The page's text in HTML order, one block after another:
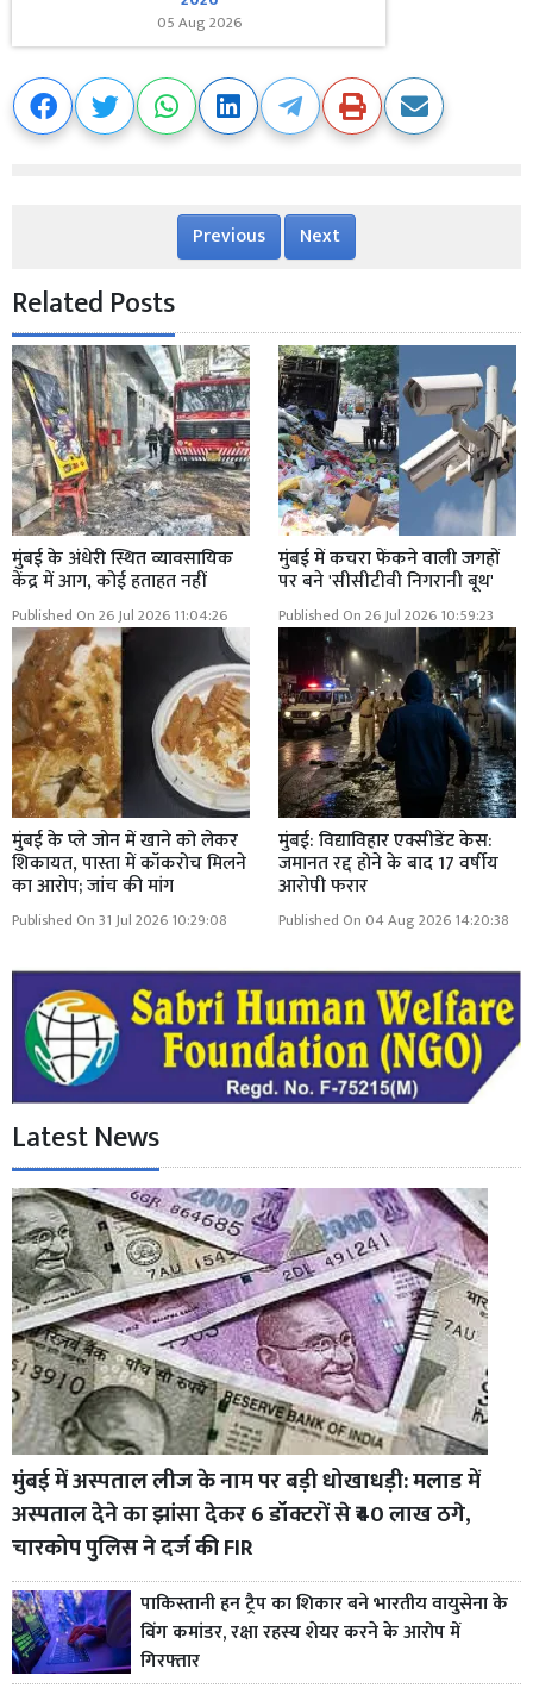
05 Aug 2026
Previous Next
Related Posts
मुंबई के अंधेरी स्थित व्यावसायिक
केंद्र में आग, कोई हताहत नहीं
Published On 26 Jul 2026 11:04:26
मुंबई में कचरा फेंकने वाली जगहों
पर बने 'सीसीटीवी निगरानी बूथ'
Published On 26 Jul 2026 10:59:23
मुंबई के प्ले जोन में खाने को लेकर
शिकायत, पास्ता में कॉकरोच मिलने
का आरोप; जांच की मांग
Published On 31 Jul 2026 10:29:08
मुंबई: विद्याविहार एक्सीडेंट केस:
जमानत रद्द होने के बाद 17 वर्षीय
आरोपी फरार
Published On 04 Aug 2026 14:20:38
Latest News
मुंबई में अस्पताल लीज के नाम पर बड़ी धोखाधड़ी: मलाड में
अस्पताल देने का झांसा देकर 6 डॉक्टरों से ₹40 लाख ठगे,
चारकोप पुलिस ने दर्ज की FIR
पाकिस्तानी हन ट्रैप का शिकार बने भारतीय वायुसेना के
विंग कमांडर, रक्षा रहस्य शेयर करने के आरोप में
गिरफ्तार